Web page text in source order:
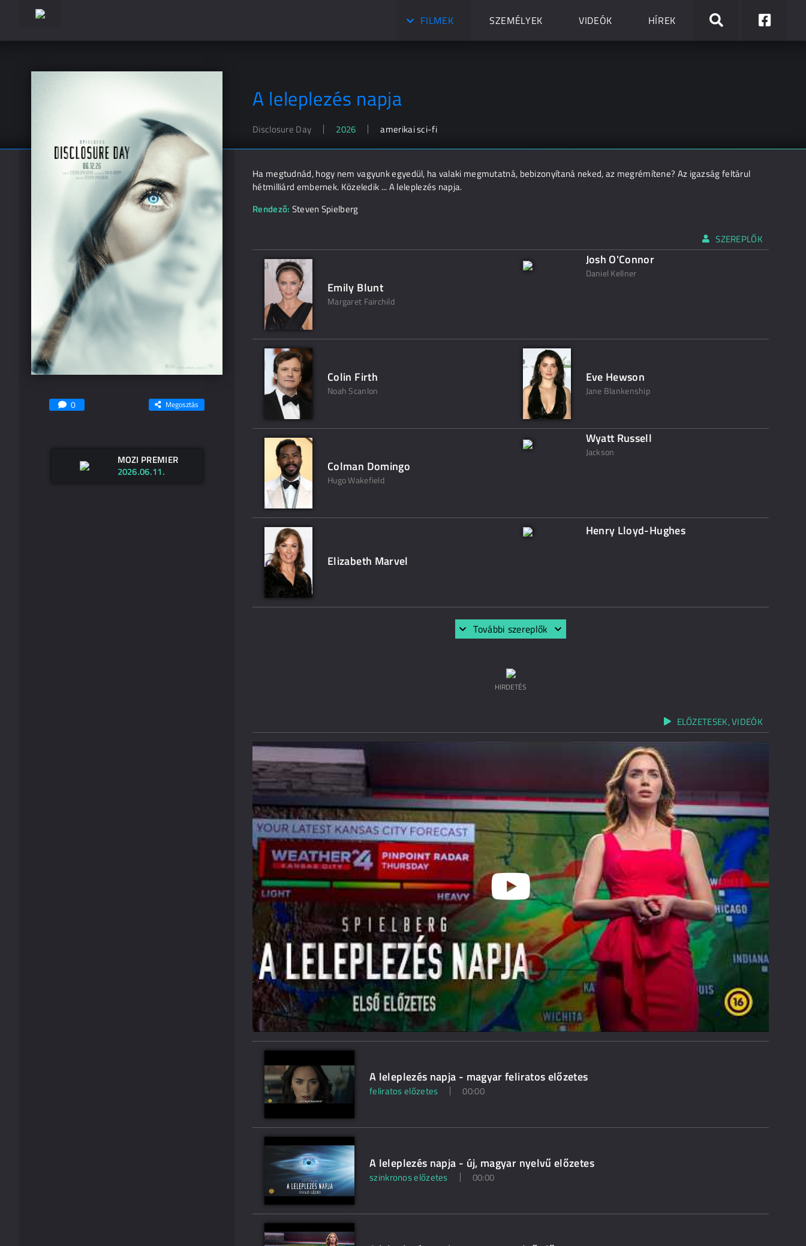
FILMEK SZEMÉLYEK VIDEÓK HÍREK
A leleplezés napja
Disclosure Day 2026 amerikai sci-fi
0 Megosztás
MOZI PREMIER
2026.06.11.
Ha megtudnád, hogy nem vagyunk egyedül, ha valaki megmutatná, bebizonyítaná neked, az megrémítene? Az igazság feltárul
hétmilliárd embernek. Közeledik ... A leleplezés napja.
Rendező: Steven Spielberg
SZEREPLŐK
Emily Blunt
Margaret Fairchild
Josh O'Connor
Daniel Kellner
Colin Firth
Noah Scanlon
Eve Hewson
Jane Blankenship
Colman Domingo
Hugo Wakefield
Wyatt Russell
Jackson
Elizabeth Marvel
Henry Lloyd-Hughes
További szereplők
HIRDETÉS
ELŐZETESEK, VIDEÓK
A leleplezés napja - magyar feliratos előzetes
feliratos előzetes 00:00
A leleplezés napja - új, magyar nyelvű előzetes
szinkronos előzetes 00:00